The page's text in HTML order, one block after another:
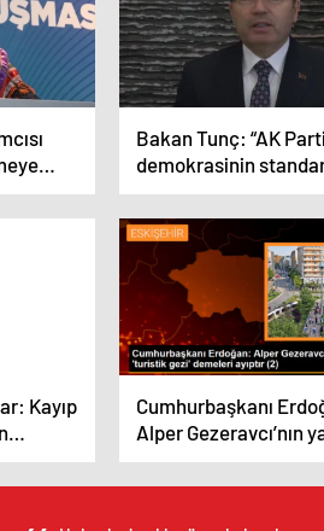
Bakan Tunç: “AK
demokrasinin
bugünkü arasında
var”
Kayıp
Cumhurbaşkanı
Alper Gezeravcı’nın
‘turistik gezi’
(2)